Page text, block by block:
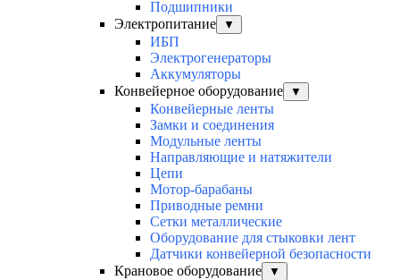
Подшипники
Электропитание
▼
ИБП
Электрогенераторы
Аккумуляторы
Конвейерное оборудование
▼
Конвейерные ленты
Замки и соединения
Модульные ленты
Направляющие и натяжители
Цепи
Мотор-барабаны
Приводные ремни
Сетки металлические
Оборудование для стыковки лент
Датчики конвейерной безопасности
Крановое оборудование
▼